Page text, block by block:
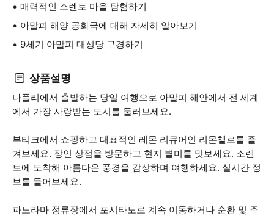
매력적인 소렌토 마을 탐험하기
아말피 해양 공화국에 대해 자세히 알아보기
9세기 아말피 대성당 구경하기
상품설명
나폴리에서 출발하는 당일 여행으로 아말피 해안에서 전 세계
에서 가장 사랑받는 도시를 둘러보세요.
부티크에서 쇼핑하고 대표적인 레몬 리큐어인 리몬첼로를 즐
겨보세요. 장인 상점을 방문하고 현지 별미를 맛보세요. 소렌
토에 도착해 아름다운 풍경을 감상하며 여행하세요. 실시간 정
보를 들어보세요.
파노라마 정류장에서 포시타노로 계속 이동하거나 순환 및 주